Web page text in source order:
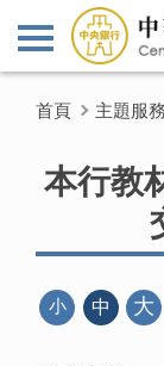
首頁 主題服務
本行教
小 中 大